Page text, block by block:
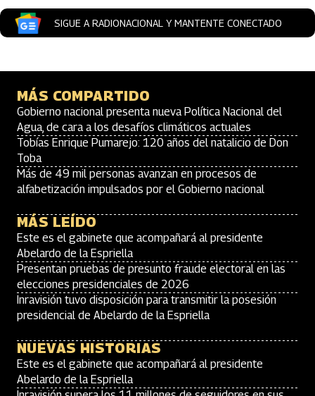
SIGUE A RADIONACIONAL Y MANTENTE CONECTADO
MÁS COMPARTIDO
Gobierno nacional presenta nueva Política Nacional del
Agua, de cara a los desafíos climáticos actuales
Tobías Enrique Pumarejo: 120 años del natalicio de Don
Toba
Más de 49 mil personas avanzan en procesos de
alfabetización impulsados por el Gobierno nacional
MÁS LEÍDO
Este es el gabinete que acompañará al presidente
Abelardo de la Espriella
Presentan pruebas de presunto fraude electoral en las
elecciones presidenciales de 2026
Inravisión tuvo disposición para transmitir la posesión
presidencial de Abelardo de la Espriella
NUEVAS HISTORIAS
Este es el gabinete que acompañará al presidente
Abelardo de la Espriella